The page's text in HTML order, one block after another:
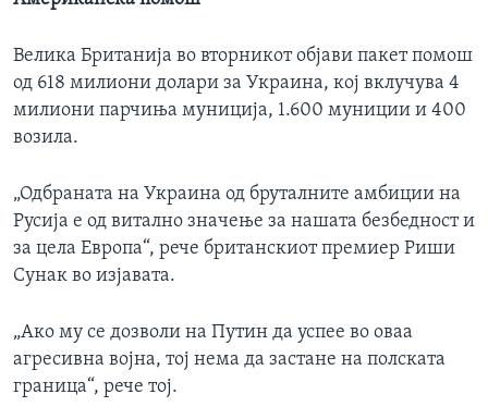
Велика Британија во вторникот објави пакет помош
од 618 милиони долари за Украина, кој вклучува 4
милиони парчиња муниција, 1.600 муниции и 400
возила.
„Одбраната на Украина од бруталните амбиции на
Русија е од витално значење за нашата безбедност и
за цела Европа“, рече британскиот премиер Риши
Сунак во изјавата.
„Ако му се дозволи на Путин да успее во оваа
агресивна војна, тој нема да застане на полската
граница“, рече тој.